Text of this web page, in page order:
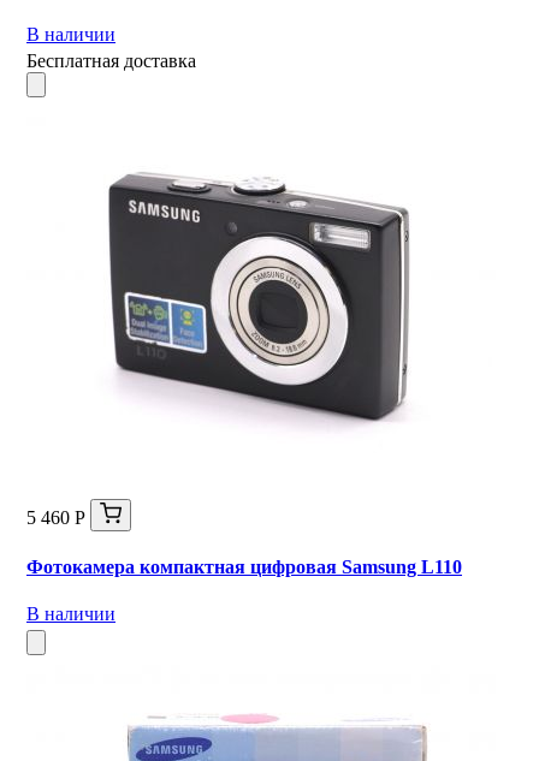
В наличии
Бесплатная доставка
5 460 Р
Фотокамера компактная цифровая Samsung L110
В наличии